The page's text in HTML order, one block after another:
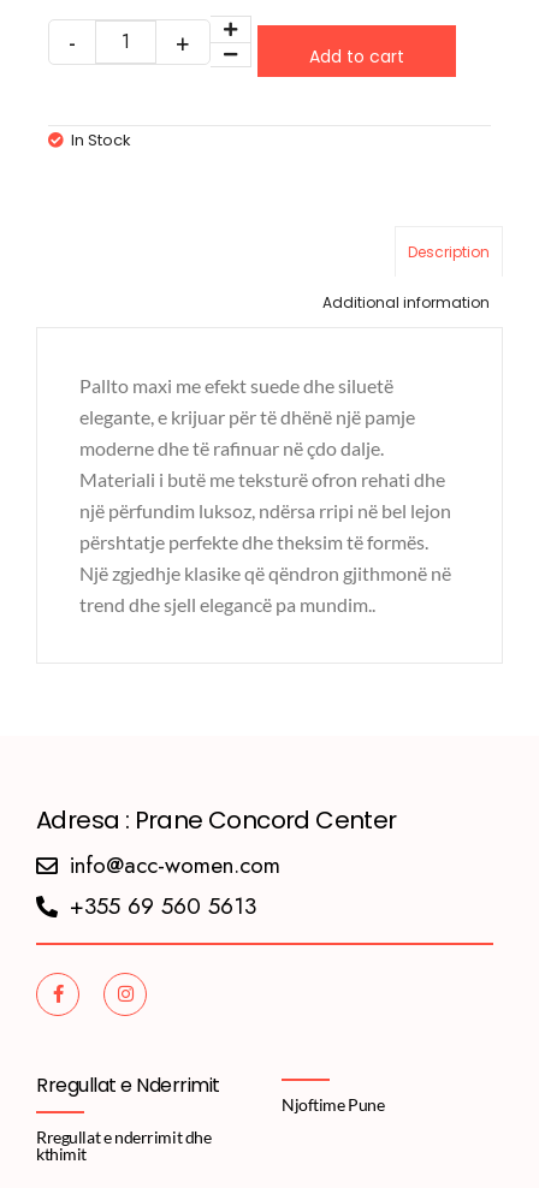
Add to cart
In Stock
Description
Additional information
Pallto maxi me efekt suede dhe siluetë
elegante, e krijuar për të dhënë një pamje
moderne dhe të rafinuar në çdo dalje.
Materiali i butë me teksturë ofron rehati dhe
një përfundim luksoz, ndërsa rripi në bel lejon
përshtatje perfekte dhe theksim të formës.
Një zgjedhje klasike që qëndron gjithmonë në
trend dhe sjell elegancë pa mundim..
Adresa : Prane Concord Center
info@acc-women.com
+355 69 560 5613
Rregullat e Nderrimit
Rregullat e nderrimit dhe
kthimit
Njoftime Pune